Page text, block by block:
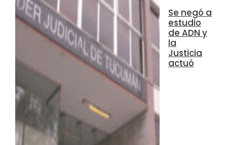
Se negó a
estudio
de ADN y
la
Justicia
actuó